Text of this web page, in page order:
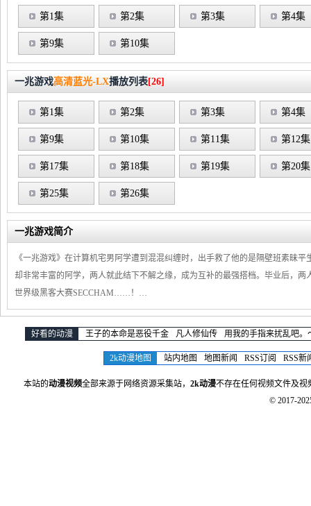
第1集 第2集 第3集 第4集
第9集 第10集
一兆游戏高清蓝光-LX播放列表[26]
第1集 第2集 第3集 第4集
第9集 第10集 第11集 第12集
第17集 第18集 第19集 第20集
第25集 第26集
一兆游戏简介
《一兆游戏》在计算机宅男阿学遭到混混纠缠时，出手救了他的是隔壁班素昧
却非常丰富的阿学，两人就此结下不解之缘，成为互补的最强搭档。毕业后，
世界级黑客大赛SECCHAM……！…
好看的动漫 王子的本命是恶役千金 凡人修仙传 用我的手指来扰乱吧。
2k动漫地图 站内地图 地图新闻 RSS订阅 RSS新
本站的动漫视频全部来源于网络资源采集站， 2k动漫不存在任何视频文件及视
© 2017-